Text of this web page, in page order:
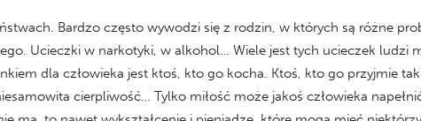
Bardzo często wywodzi się z rodzin, w których są różne
Ucieczki w narkotyki, w alkohol… Wiele jest tych ucieczek ludzi
dla człowieka jest ktoś, kto go kocha. Ktoś, kto go przyjmie
cierpliwość… Tylko miłość może jakoś człowieka